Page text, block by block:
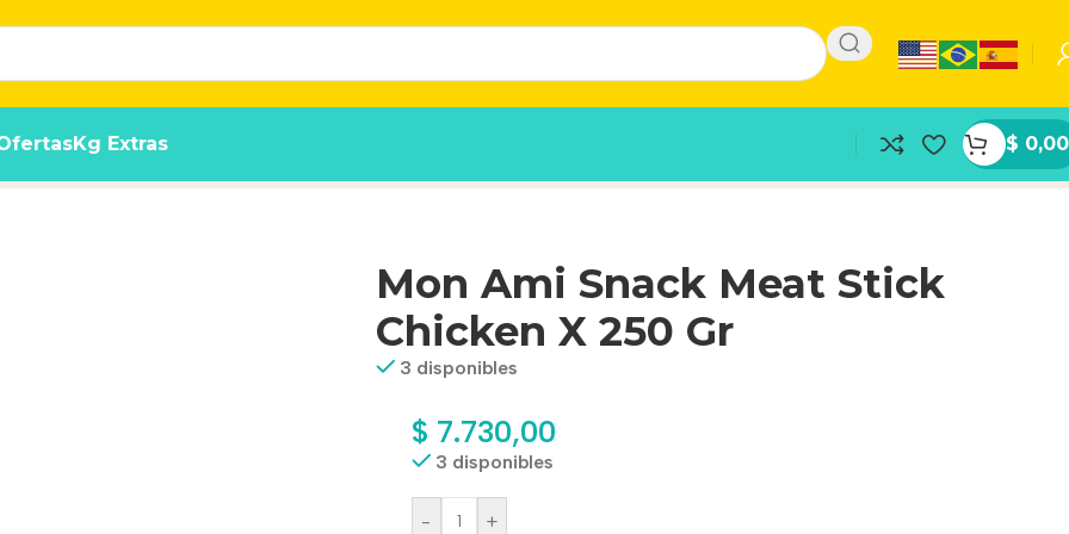
Kg Extras $ 0,00
Mon Ami Snack Meat Stick
Chicken X 250 Gr
3 disponibles
$ 7.730,00
3 disponibles
- +